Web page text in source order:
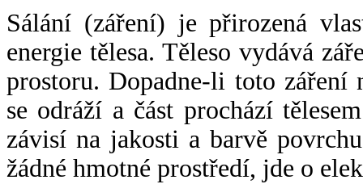
Sálání (záření) je přirozená
energie tělesa. Těleso vydává
prostoru. Dopadne-li toto záření
se odráží a část prochází
závisí na jakosti a barvě
žádné hmotné prostředí, jde o